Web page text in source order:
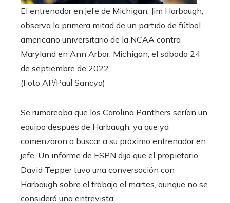
El entrenador en jefe de Michigan, Jim Harbaugh,
observa la primera mitad de un partido de fútbol
americano universitario de la NCAA contra
Maryland en Ann Arbor, Michigan, el sábado 24
de septiembre de 2022.
(Foto AP/Paul Sancya)
Se rumoreaba que los Carolina Panthers serían un
equipo después de Harbaugh, ya que ya
comenzaron a buscar a su próximo entrenador en
jefe. Un informe de ESPN dijo que el propietario
David Tepper tuvo una conversación con
Harbaugh sobre el trabajo el martes, aunque no se
consideró una entrevista.